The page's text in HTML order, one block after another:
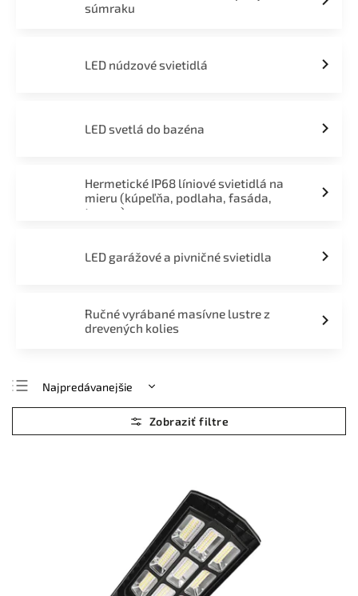
súmraku
LED núdzové svietidlá
LED svetlá do bazéna
Hermetické IP68 líniové svietidlá na
mieru (kúpeľňa, podlaha, fasáda,
terasa)
LED garážové a pivničné svietidla
Ručné vyrábané masívne lustre z
drevených kolies
Najpredávanejšie
Najlacnejšie
Najdrahšie